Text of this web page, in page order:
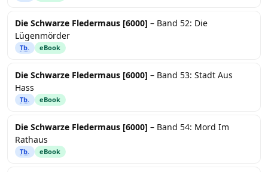
Die Schwarze Fledermaus [6000] – Band 52: Die
Lügenmörder
Tb. eBook
Die Schwarze Fledermaus [6000] – Band 53: Stadt Aus
Hass
Tb. eBook
Die Schwarze Fledermaus [6000] – Band 54: Mord Im
Rathaus
Tb. eBook